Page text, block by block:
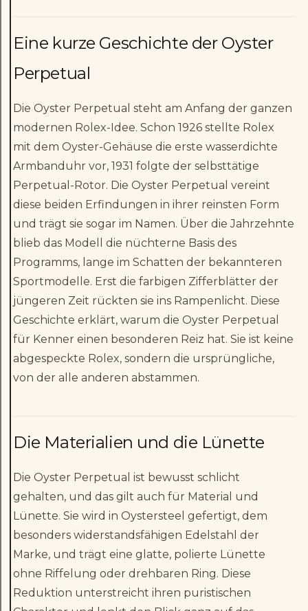
Eine kurze Geschichte der Oyster
Perpetual
Die Oyster Perpetual steht am Anfang der ganzen
modernen Rolex-Idee. Schon 1926 stellte Rolex
mit dem Oyster-Gehäuse die erste wasserdichte
Armbanduhr vor, 1931 folgte der selbsttätige
Perpetual-Rotor. Die Oyster Perpetual vereint
diese beiden Erfindungen in ihrer reinsten Form
und trägt sie sogar im Namen. Über die Jahrzehnte
blieb das Modell die nüchterne Basis des
Programms, lange im Schatten der bekannteren
Sportmodelle. Erst die farbigen Zifferblätter der
jüngeren Zeit rückten sie ins Rampenlicht. Diese
Geschichte erklärt, warum die Oyster Perpetual
für Kenner einen besonderen Reiz hat. Sie ist keine
abgespeckte Rolex, sondern die ursprüngliche,
von der alle anderen abstammen.
Die Materialien und die Lünette
Die Oyster Perpetual ist bewusst schlicht
gehalten, und das gilt auch für Material und
Lünette. Sie wird in Oystersteel gefertigt, dem
besonders widerstandsfähigen Edelstahl der
Marke, und trägt eine glatte, polierte Lünette
ohne Riffelung oder drehbaren Ring. Diese
Reduktion unterstreicht ihren puristischen